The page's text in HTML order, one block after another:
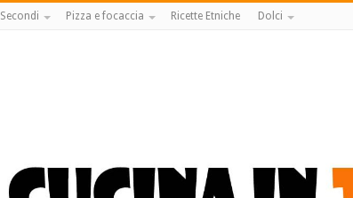
Secondi Pizza e focaccia Ricette Etniche Dolci